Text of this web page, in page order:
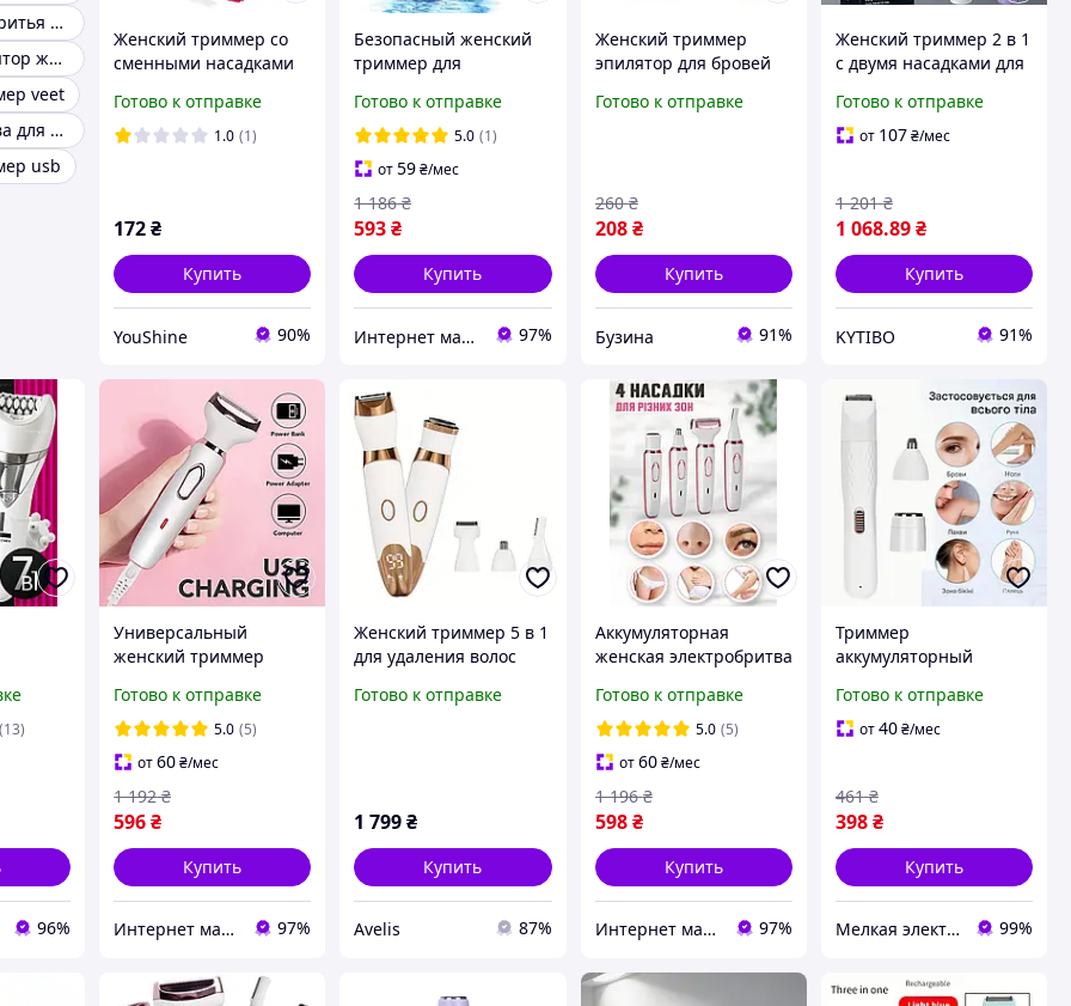
Триммер для бритья женский
Триммер эпилятор женский
veet
Триммер бритва для женщин
usb
Женский триммер со
сменными насадками
Готово к отправке
1.0 (1)
172₴
Купить
YouShine 90%
Безопасный женский
триммер для
для удаления волос
стрижки зоны
Депиляторы для
женщин
Готово к отправке
5.0 (1)
от59₴/мес
593₴
1 186 ₴
Купить
Интернет магазин "Select Store" 🛒 Только качественные товары по лучшим ценам ✅ 97%
Женский триммер
эпилятор для бровей
Flawless Brows Black
Готово к отправке
208 ₴
260 ₴
Купить
Бузина 91%
Женский триммер 2 в 1
с двумя насадками для
USB, LED-дисплей,
водонепроницаемый
Готово к отправке
от 107₴/мес
1 068.89₴
1 201 ₴
Купить
KYTIBO 91%
для
(13)
96%
Универсальный
женский триммер
лица и тела
Беспроводная
интимная женская
электробритва
Готово к отправке
5.0 (5)
от60₴/мес
596₴
1 192 ₴
Купить
Интернет магазин "Select Store" 🛒 Только качественные товары по лучшим ценам ✅ 97%
Женский триммер 5 в 1
для удаления волос
Type C набор для
Готово к отправке
1 799₴
Купить
Avelis 87%
Аккумуляторная
женская электробритва
женский бритва для
лица и бикини
удаления волос в носу
Готово к отправке
5.0 (5)
от60 ₴/мес
598 ₴
1 196 ₴
Купить
Интернет магазин "Select Store" 🛒 Только качественные товары по лучшим ценам ✅ 97%
Триммер
аккумуляторный
ZL-303BS
Готово к отправке
от40₴/мес
398₴
461 ₴
Купить
Мелкая электроника и посуда для вашего дома 99%